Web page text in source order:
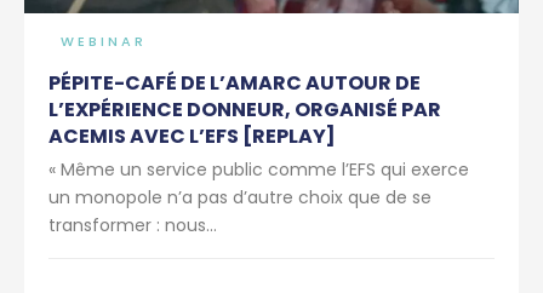
WEBINAR
PÉPITE-CAFÉ DE L’AMARC AUTOUR DE
L’EXPÉRIENCE DONNEUR, ORGANISÉ PAR
ACEMIS AVEC L’EFS [REPLAY]
« Même un service public comme l’EFS qui exerce
un monopole n’a pas d’autre choix que de se
transformer : nous...